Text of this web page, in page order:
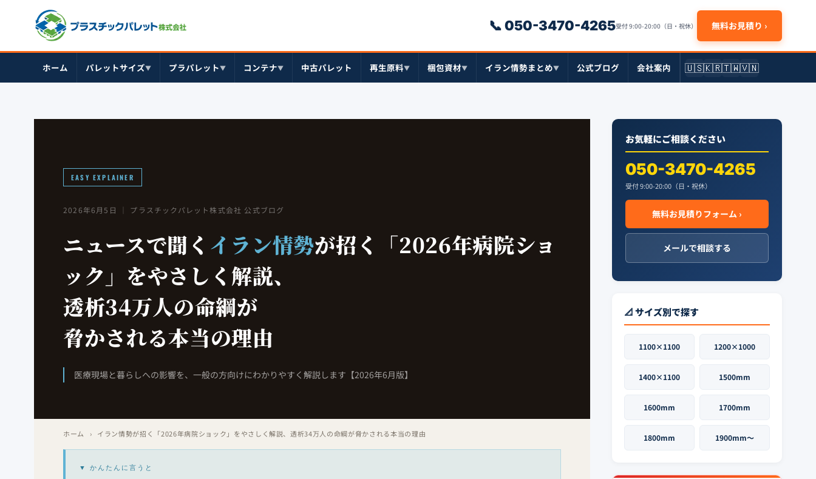
📞 050-3470-4265受付 9:00-20:00（日・祝休） 無料お見積り ›
ホーム パレットサイズ▼ プラパレット▼ コンテナ▼ 中古パレット 再生原料▼ 梱包資材▼ イラン情勢まとめ▼ 公式ブログ 会社案内 🇺🇸🇰🇷🇹🇼🇻🇳
EASY EXPLAINER
2026年6月5日 ｜ プラスチックパレット株式会社 公式ブログ
ニュースで聞く イラン情勢が招く「2026年病院ショ
ック」をやさしく解説、
透析34万人の命綱が
脅かされる本当の理由
医療現場と暮らしへの影響を、一般の方向けにわかりやすく解説します【2026年6月版】
ホーム › イラン情勢が招く「2026年病院ショック」をやさしく解説、透析34万人の命綱が脅かされる本当の理由
▼ かんたんに言うと
お気軽にご相談ください
050-3470-4265
受付 9:00-20:00（日・祝休）
無料お見積りフォーム ›
メールで相談する
📐 サイズ別で探す
1100×1100 1200×1000
1400×1100 1500mm
1600mm 1700mm
1800mm 1900mm〜